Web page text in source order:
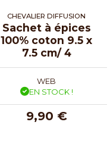
CHEVALIER DIFFUSION
Sachet à épices
100% coton 9.5 x
7.5 cm/ 4
WEB
EN STOCK !
9,90 €